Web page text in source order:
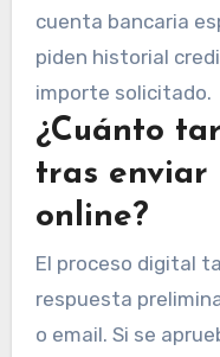
cuenta bancaria
piden historial
importe solicitado.
¿Cuánto
tras enviar
online?
El proceso digital
respuesta
o email. Si se